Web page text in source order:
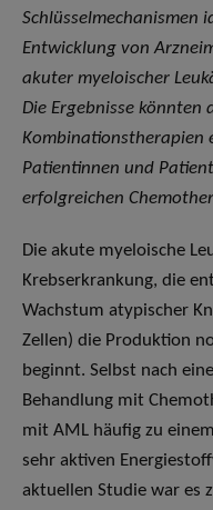
Schlüsselmechanismen
Entwicklung von
akuter myeloischer
Die Ergebnisse könnten
Kombinationstherapien
Patientinnen und
erfolgreichen
Die akute myeloische
Krebserkrankung, die
Wachstum atypischer
Zellen) die Produktion
beginnt. Selbst nach
Behandlung mit
mit AML häufig zu
sehr aktiven
aktuellen Studie war es